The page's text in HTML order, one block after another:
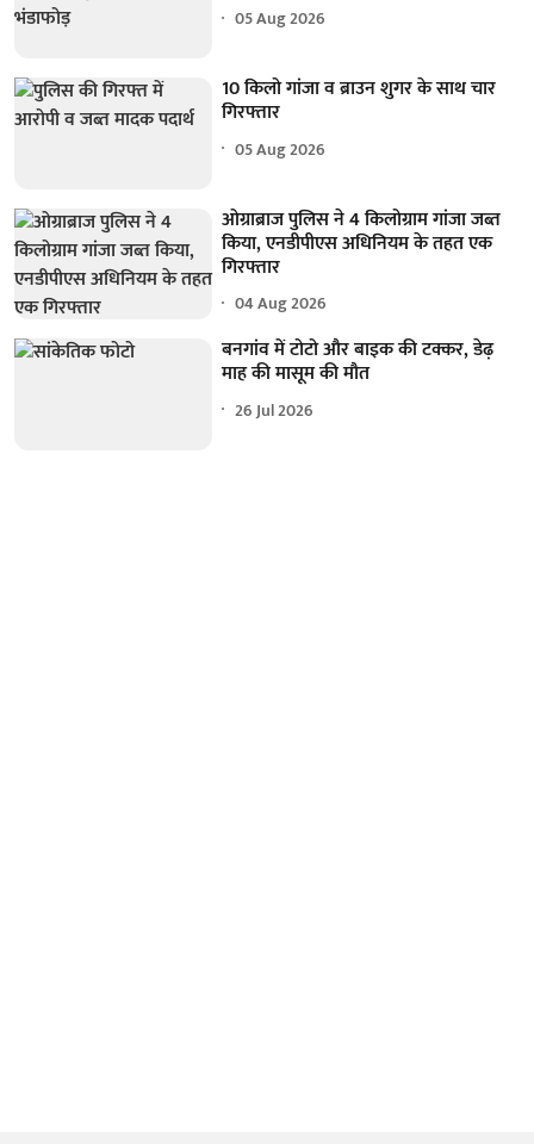
05 Aug 2026
10 किलो गांजा व ब्राउन शुगर के साथ चार
गिरफ्तार
05 Aug 2026
ओग्राब्राज पुलिस ने 4 किलोग्राम गांजा जब्त
किया, एनडीपीएस अधिनियम के तहत एक
गिरफ्तार
04 Aug 2026
बनगांव में टोटो और बाइक की टक्कर, डेढ़
माह की मासूम की मौत
26 Jul 2026